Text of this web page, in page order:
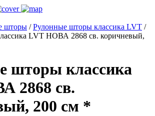
шторы / Рулонные шторы классика LVT /
LVT НОВА 2868 св. коричневый,
шторы классика
2868 св.
200 см *